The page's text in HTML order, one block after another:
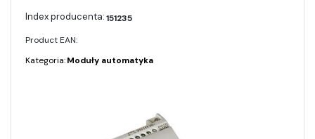
151235
Product EAN:
Kategoria:Moduły automatyka